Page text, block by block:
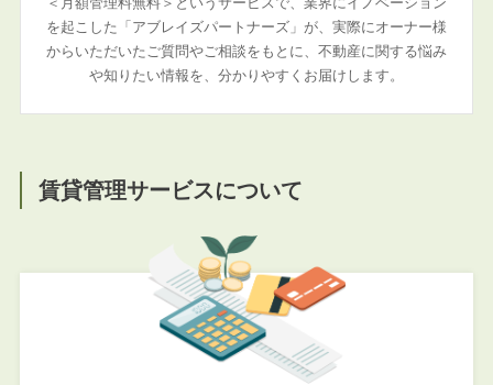
を起こした「アブレイズパートナーズ」が、実際にオーナー様
からいただいたご質問やご相談をもとに、不動産に関する悩み
や知りたい情報を、分かりやすくお届けします。
賃貸管理サービスについて